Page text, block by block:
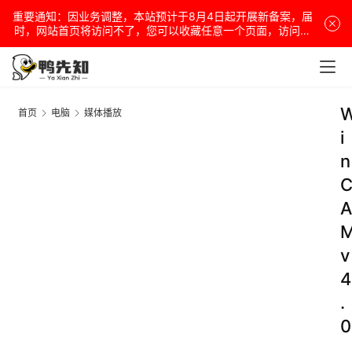
重要通知：因业务调整，本站预计于8月4日起开展新备案，届
时，网站首页将访问不了，您可以收藏任意一个页面，访问网
站！
首页 电脑 媒体播放
i
n
C
A
v
4
.
0